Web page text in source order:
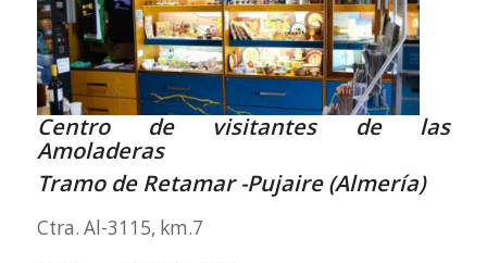
Centro de visitantes de las
Amoladeras
Tramo de Retamar -Pujaire (Almería)
Ctra. Al-3115, km.7